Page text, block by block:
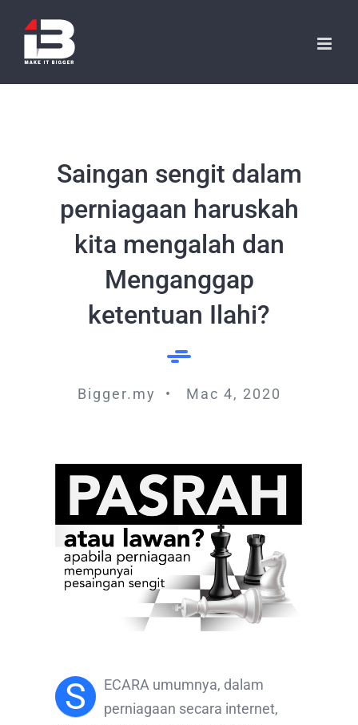
content
Saingan sengit dalam
perniagaan haruskah
kita mengalah dan
Menganggap
ketentuan Ilahi?
Bigger.my • Mac 4, 2020
S
ECARA umumnya, dalam
perniagaan secara internet,